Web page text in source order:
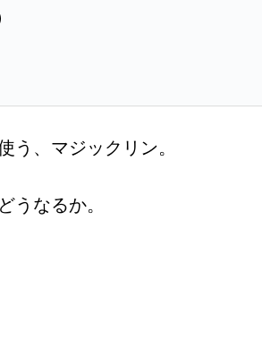
う、マジックリン。
うなるか。